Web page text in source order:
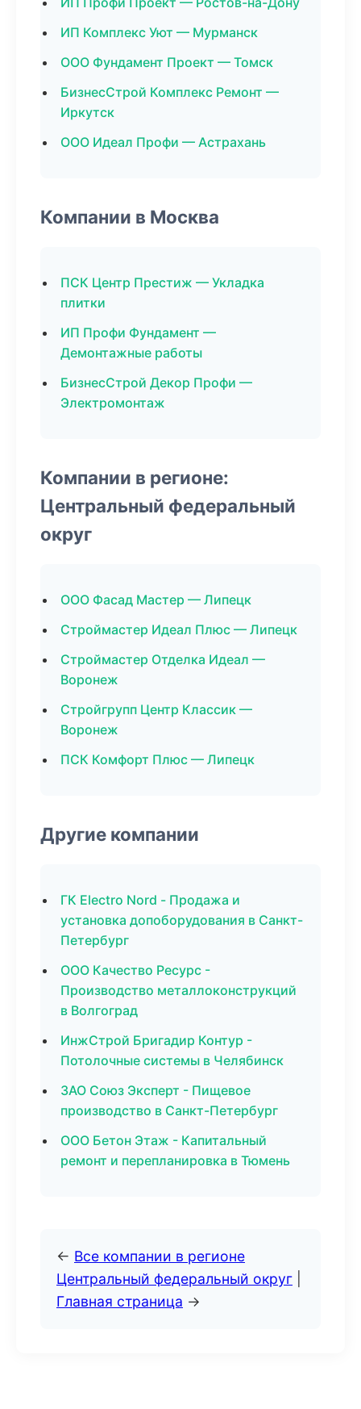
ИП Комплекс Уют — Мурманск
ООО Фундамент Проект — Томск
БизнесСтрой Комплекс Ремонт —
Иркутск
ООО Идеал Профи — Астрахань
Компании в Москва
ПСК Центр Престиж — Укладка
плитки
ИП Профи Фундамент —
Демонтажные работы
БизнесСтрой Декор Профи —
Электромонтаж
Компании в регионе:
Центральный федеральный
округ
ООО Фасад Мастер — Липецк
Строймастер Идеал Плюс — Липецк
Строймастер Отделка Идеал —
Воронеж
Стройгрупп Центр Классик —
Воронеж
ПСК Комфорт Плюс — Липецк
Другие компании
ГК Electro Nord - Продажа и
установка допоборудования в Санкт-
Петербург
ООО Качество Ресурс -
Производство металлоконструкций
в Волгоград
ИнжСтрой Бригадир Контур -
Потолочные системы в Челябинск
ЗАО Союз Эксперт - Пищевое
производство в Санкт-Петербург
ООО Бетон Этаж - Капитальный
ремонт и перепланировка в Тюмень
← Все компании в регионе
Центральный федеральный округ
Главная страница →